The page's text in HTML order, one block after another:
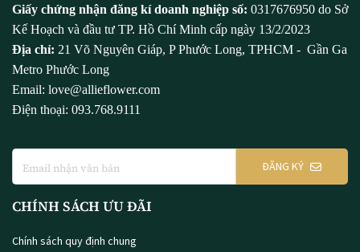
Giấy chứng nhận đăng kí doanh nghiệp số: 0317676950 do Sở
Kế Hoạch và đầu tư TP. Hồ Chí Minh cấp ngày 13/2/2023
Địa chỉ: 21 Võ Nguyên Giáp, P Phước Long, TPHCM - Gần Ga
Metro Phước Long
Email: love@allieflower.com
Điện thoại: 093.768.9111
ĐĂNG KÝ
CHÍNH SÁCH ƯU ĐÃI
Chính sách quy định chung